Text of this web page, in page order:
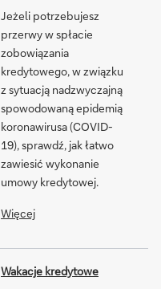
Jeżeli potrzebujesz
przerwy w spłacie
zobowiązania
kredytowego, w związku
z sytuacją nadzwyczajną
spowodowaną epidemią
koronawirusa (COVID-
19), sprawdź, jak łatwo
zawiesić wykonanie
umowy kredytowej.
Więcej
Wakacje kredytowe